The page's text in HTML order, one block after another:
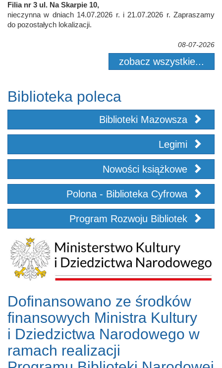
Filia nr 3 ul. Na Skarpie 10,
nieczynna w dniach 14.07.2026 r. i 21.07.2026 r. Zapraszamy
do pozostałych lokalizacji.
08-07-2026
zobacz wszystkie...
Biblioteka poleca
Biblioteki Mazowsza
Legimi
Nowości książkowe
Polona - Biblioteka Cyfrowa
Program Rozwoju Bibliotek
Dofinansowano ze środków
finansowych Ministra Kultury
i Dziedzictwa Narodowego w
ramach realizacji